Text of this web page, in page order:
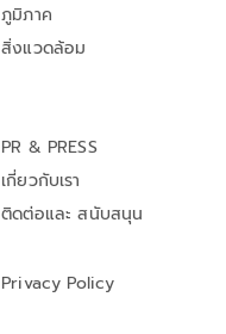
ภูมิภาค
สิ่งแวดล้อม
PR & PRESS
เกี่ยวกับเรา
ติดต่อและ สนับสนุน
Privacy Policy